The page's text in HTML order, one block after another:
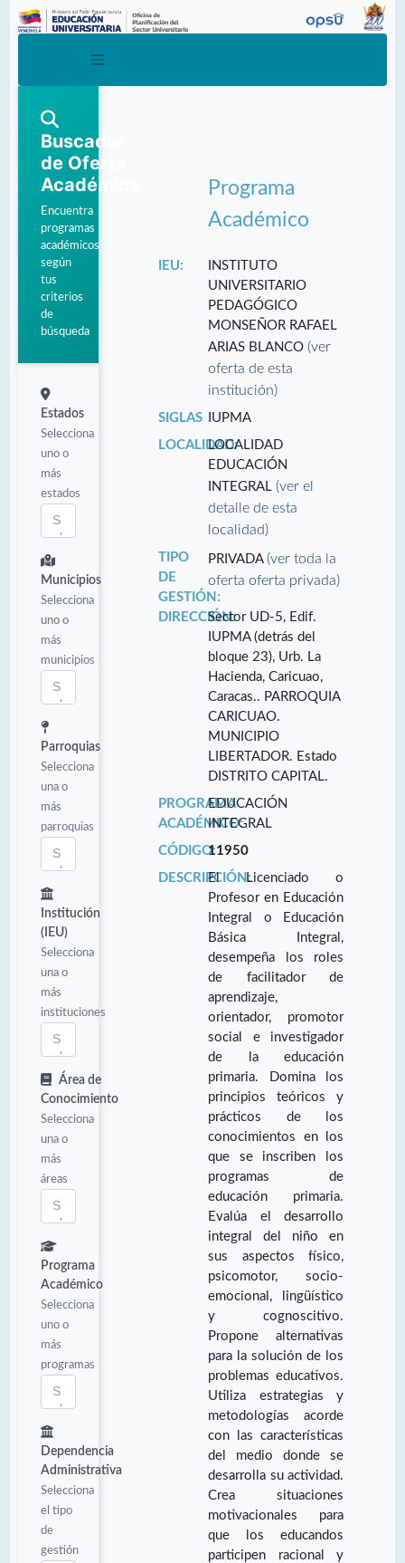
Buscador
de Oferta
Académica
Encuentra
programas
académicos
según
tus
criterios
de
búsqueda
Estados
Selecciona
uno o
más
estados
Municipios
Selecciona
uno o
más
municipios
Parroquias
Selecciona
una o
más
parroquias
Institución
(IEU)
Selecciona
una o
más
instituciones
Área de
Conocimiento
Selecciona
una o
más
áreas
Programa
Académico
Selecciona
uno o
más
programas
Dependencia
Administrativa
Selecciona
el tipo
de
gestión
Programa
Académico
IEU:
INSTITUTO
UNIVERSITARIO
PEDAGÓGICO
MONSEÑOR RAFAEL
ARIAS BLANCO(ver
oferta de esta
institución)
SIGLAS
IUPMA
LOCALIDAD:LOCALIDAD
EDUCACIÓN
INTEGRAL(ver el
detalle de esta
localidad)
TIPO
DE
GESTIÓN:
PRIVADA(ver toda la
oferta oferta privada)
DIRECCIÓN:Sector UD-5, Edif.
IUPMA (detrás del
bloque 23), Urb. La
Hacienda, Caricuao,
Caracas.. PARROQUIA
CARICUAO.
MUNICIPIO
LIBERTADOR. Estado
DISTRITO CAPITAL.
PROGRAMA
ACADÉMICO:
EDUCACIÓN
INTEGRAL
CÓDIGO:11950
DESCRIPCIÓN:El Licenciado o
Profesor en Educación
Integral o Educación
Básica Integral,
desempeña los roles
de facilitador de
aprendizaje,
orientador, promotor
social e investigador
de la educación
primaria. Domina los
principios teóricos y
prácticos de los
conocimientos en los
que se inscriben los
programas de
educación primaria.
Evalúa el desarrollo
integral del niño en
sus aspectos físico,
psicomotor, socio-
emocional, lingüístico
y cognoscitivo.
Propone alternativas
para la solución de los
problemas educativos.
Utiliza estrategias y
metodologías acorde
con las características
del medio donde se
desarrolla su actividad.
Crea situaciones
motivacionales para
que los educandos
participen racional y